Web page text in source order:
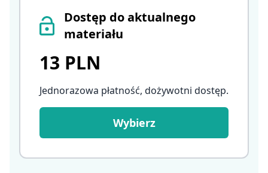
Dostęp do aktualnego
materiału
13 PLN
Jednorazowa płatność, dożywotni dostęp.
Wybierz